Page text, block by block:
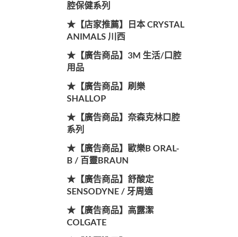
腔保健系列
★【店家推薦】日本 CRYSTAL
ANIMALS 川西
★【廣告商品】3M 生活/口腔
用品
★【廣告商品】刷樂
SHALLOP
★【廣告商品】奈森克林口腔
系列
★【廣告商品】歐樂B ORAL-
B / 百靈BRAUN
★【廣告商品】舒酸定
SENSODYNE / 牙周適
★【廣告商品】高露潔
COLGATE